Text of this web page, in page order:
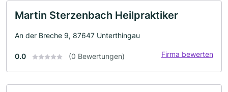
Martin Sterzenbach Heilpraktiker
An der Breche 9, 87647 Unterthingau
0.0 (0 Bewertungen) Firma bewerten